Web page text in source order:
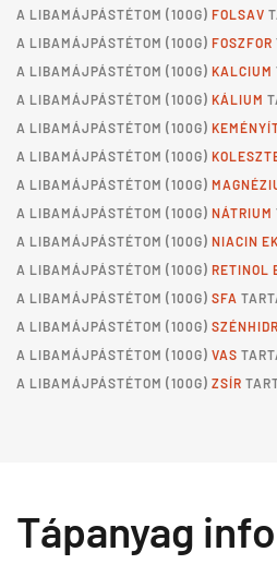
A LIBAMÁJPÁSTÉTOM (100G) FOLSAV
A LIBAMÁJPÁSTÉTOM (100G) FOSZFOR
A LIBAMÁJPÁSTÉTOM (100G) KALCIUM
A LIBAMÁJPÁSTÉTOM (100G) KÁLIUM
A LIBAMÁJPÁSTÉTOM (100G)
A LIBAMÁJPÁSTÉTOM (100G)
A LIBAMÁJPÁSTÉTOM (100G)
A LIBAMÁJPÁSTÉTOM (100G) NÁTRIUM
A LIBAMÁJPÁSTÉTOM (100G) NIACIN
A LIBAMÁJPÁSTÉTOM (100G) RETINOL
A LIBAMÁJPÁSTÉTOM (100G) SFA
A LIBAMÁJPÁSTÉTOM (100G)
A LIBAMÁJPÁSTÉTOM (100G) VAS
A LIBAMÁJPÁSTÉTOM (100G) ZSÍR
Tápanyag